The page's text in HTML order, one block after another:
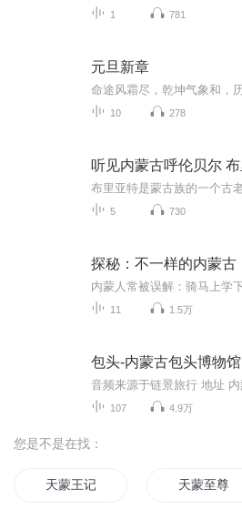
1 781
元旦新章
10 278
5 730
探秘：不一样的内蒙古
11 1.5万
包头-内蒙古包头博物馆
107 4.9万
您是不是在找：
天蒙王记 天蒙至尊